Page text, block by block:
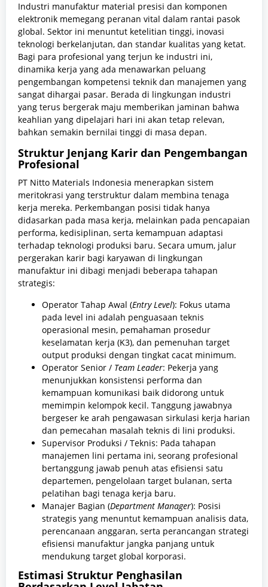
Industri manufaktur material presisi dan komponen
elektronik memegang peranan vital dalam rantai pasok
global. Sektor ini menuntut ketelitian tinggi, inovasi
teknologi berkelanjutan, dan standar kualitas yang ketat.
Bagi para profesional yang terjun ke industri ini,
dinamika kerja yang ada menawarkan peluang
pengembangan kompetensi teknik dan manajemen yang
sangat dihargai pasar. Berada di lingkungan industri
yang terus bergerak maju memberikan jaminan bahwa
keahlian yang dipelajari hari ini akan tetap relevan,
bahkan semakin bernilai tinggi di masa depan.
Struktur Jenjang Karir dan Pengembangan
Profesional
PT Nitto Materials Indonesia menerapkan sistem
meritokrasi yang terstruktur dalam membina tenaga
kerja mereka. Perkembangan posisi tidak hanya
didasarkan pada masa kerja, melainkan pada pencapaian
performa, kedisiplinan, serta kemampuan adaptasi
terhadap teknologi produksi baru. Secara umum, jalur
pergerakan karir bagi karyawan di lingkungan
manufaktur ini dibagi menjadi beberapa tahapan
strategis:
Operator Tahap Awal (Entry Level): Fokus utama
pada level ini adalah penguasaan teknis
operasional mesin, pemahaman prosedur
keselamatan kerja (K3), dan pemenuhan target
output produksi dengan tingkat cacat minimum.
Operator Senior / Team Leader: Pekerja yang
menunjukkan konsistensi performa dan
kemampuan komunikasi baik didorong untuk
memimpin kelompok kecil. Tanggung jawabnya
bergeser ke arah pengawasan sirkulasi kerja harian
dan pemecahan masalah teknis di lini produksi.
Supervisor Produksi / Teknis: Pada tahapan
manajemen lini pertama ini, seorang profesional
bertanggung jawab penuh atas efisiensi satu
departemen, pengelolaan target bulanan, serta
pelatihan bagi tenaga kerja baru.
Manajer Bagian (Department Manager): Posisi
strategis yang menuntut kemampuan analisis data,
perencanaan anggaran, serta perancangan strategi
efisiensi manufaktur jangka panjang untuk
mendukung target global korporasi.
Estimasi Struktur Penghasilan